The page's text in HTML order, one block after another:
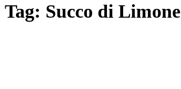
Tag: Succo di Limone